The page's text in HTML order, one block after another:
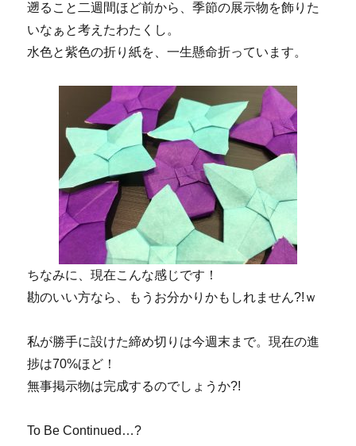
遡ること二週間ほど前から、季節の展示物を飾りた
いなぁと考えたわたくし。
水色と紫色の折り紙を、一生懸命折っています。
ちなみに、現在こんな感じです！
勘のいい方なら、もうお分かりかもしれません?!ｗ
私が勝手に設けた締め切りは今週末まで。現在の進
捗は70%ほど！
無事掲示物は完成するのでしょうか?!
To Be Continued…?